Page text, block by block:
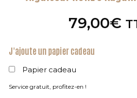
79,00€
J'ajoute un papier cadeau
Papier cadeau
Service gratuit, profitez-en !